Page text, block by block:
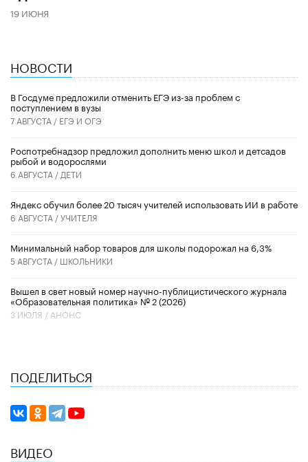
19 ИЮНЯ
НОВОСТИ
В Госдуме предложили отменить ЕГЭ из-за проблем с
поступлением в вузы
7 АВГУСТА / ЕГЭ И ОГЭ
Роспотребнадзор предложил дополнить меню школ и детсадов
рыбой и водорослями
6 АВГУСТА / ДЕТИ
​Яндекс обучил более 20 тысяч учителей использовать ИИ в работе
6 АВГУСТА /УЧИТЕЛЯ
Минимальный набор товаров для школы подорожал на 6,3%
5 АВГУСТА / ШКОЛЬНИКИ
Вышел в свет новый номер научно-публицистического журнала
«Образовательная политика» № 2 (2026)
3 ИЮЛЯ / АНОНС
ПОДЕЛИТЬСЯ
ВИДЕО